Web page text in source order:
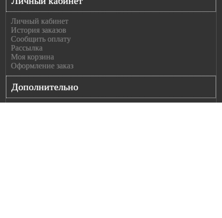
Личный кабинет
История заказов
Сообщить оплату
Рассылка
Моя корзина
Оформление заказ
Дополнительно